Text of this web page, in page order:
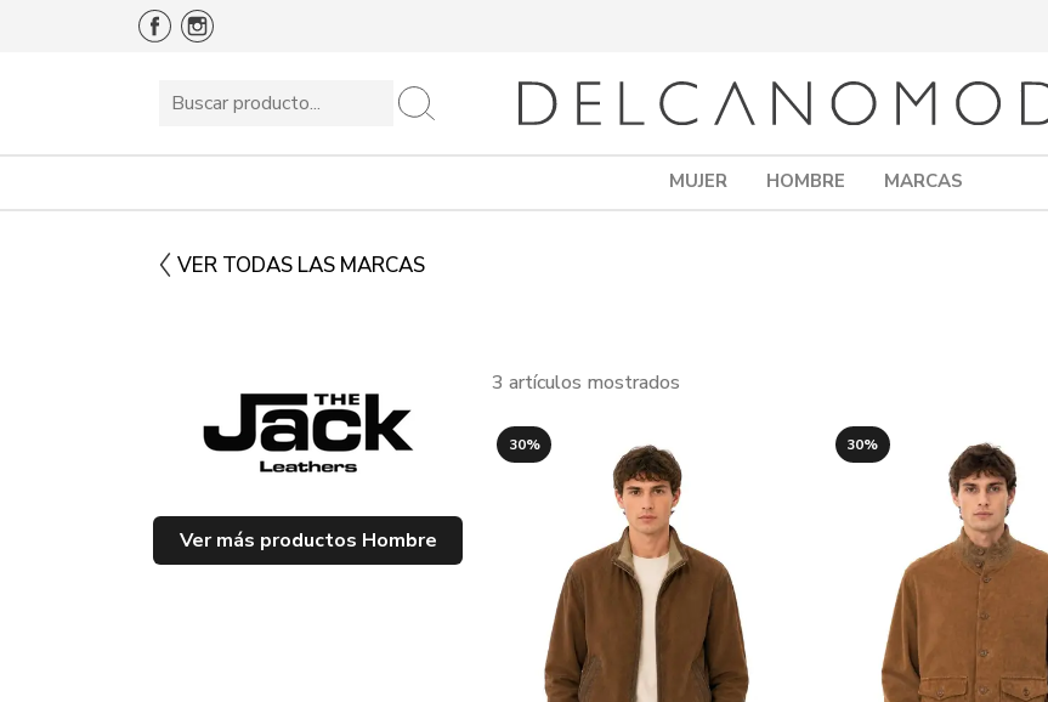
MUJER HOMBRE MARCAS
VER TODAS LAS MARCAS
Ver más productos Hombre
3 artículos mostrados
30% 30%